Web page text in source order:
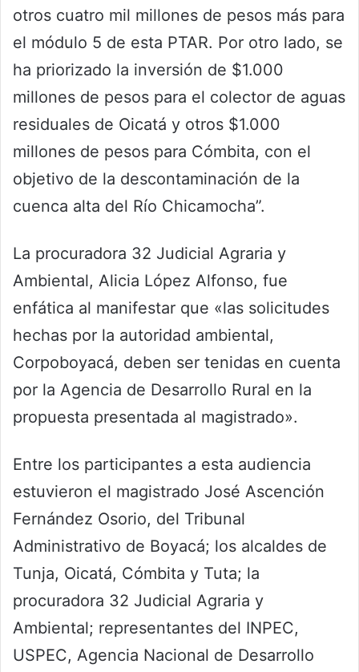
otros cuatro mil millones de pesos más para
el módulo 5 de esta PTAR. Por otro lado, se
ha priorizado la inversión de $1.000
millones de pesos para el colector de aguas
residuales de Oicatá y otros $1.000
millones de pesos para Cómbita, con el
objetivo de la descontaminación de la
cuenca alta del Río Chicamocha”.
La procuradora 32 Judicial Agraria y
Ambiental, Alicia López Alfonso, fue
enfática al manifestar que «las solicitudes
hechas por la autoridad ambiental,
Corpoboyacá, deben ser tenidas en cuenta
por la Agencia de Desarrollo Rural en la
propuesta presentada al magistrado».
Entre los participantes a esta audiencia
estuvieron el magistrado José Ascención
Fernández Osorio, del Tribunal
Administrativo de Boyacá; los alcaldes de
Tunja, Oicatá, Cómbita y Tuta; la
procuradora 32 Judicial Agraria y
Ambiental; representantes del INPEC,
USPEC, Agencia Nacional de Desarrollo